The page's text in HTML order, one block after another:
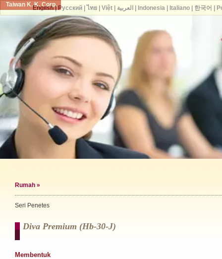
Taiwan K. K. Corp.
Rumah »
Seri Penetes
Diva Premium (hb-30-J)
Membentuk
English| Русский| ไทย| Việt| العربية Indonesia| Italiano| 한국어